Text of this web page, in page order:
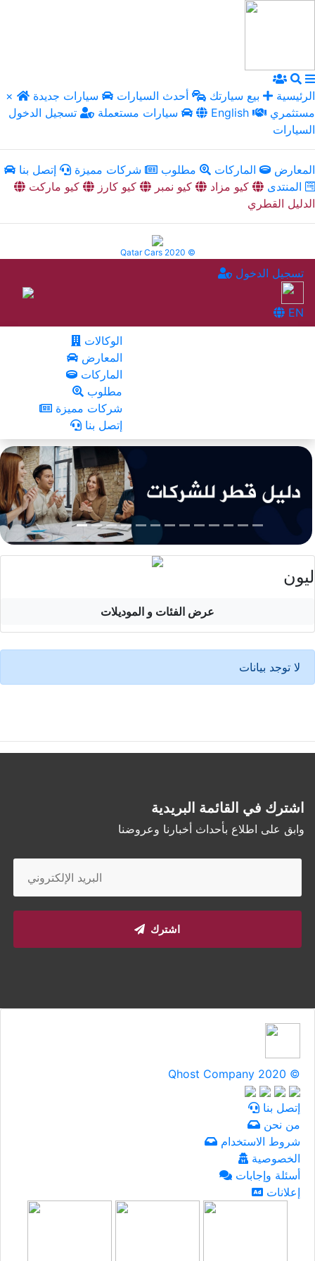
× الرئيسية بيع سيارتك أحدث السيارات
سيارات جديدة
سيارات مستعملة
تسجيل الدخول English
السيارات
المعارض الماركات مطلوب شركات مميزة
إتصل بنا
المنتدى
كيو مزاد كيو نمبر كيو كارز
كيو ماركت
الدليل القطري
Qatar Cars 2020 ©
تسجيل الدخول
EN
الوكالات
المعارض
الماركات
مطلوب
شركات مميزة
إتصل بنا
ليون
عرض الفئات و الموديلات
لا توجد بيانات
اشترك في القائمة البريدية
وابق على اطلاع بأحداث أخبارنا وعروضنا
اشترك
Qhost Company 2020 ©
إتصل بنا
من نحن
شروط الاستخدام
الخصوصية
أسئلة وإجابات
إعلانات